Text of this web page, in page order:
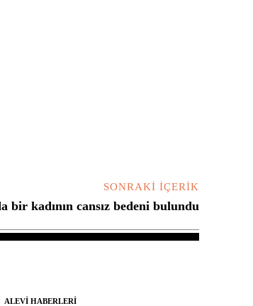
SONRAKI İÇERIK
bir kadının cansız bedeni bulundu
ALEVI HABERLERI